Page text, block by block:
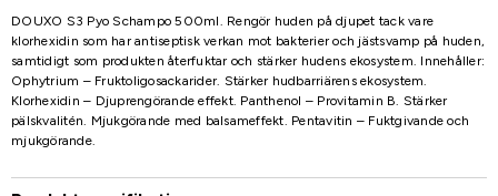
DOUXO S3 Pyo Schampo 500ml. Rengör huden på djupet tack vare
klorhexidin som har antiseptisk verkan mot bakterier och jästsvamp på huden,
samtidigt som produkten återfuktar och stärker hudens ekosystem. Innehåller:
Ophytrium – Fruktoligosackarider. Stärker hudbarriärens ekosystem.
Klorhexidin – Djuprengörande effekt. Panthenol – Provitamin B. Stärker
pälskvalitén. Mjukgörande med balsameffekt. Pentavitin – Fuktgivande och
mjukgörande.